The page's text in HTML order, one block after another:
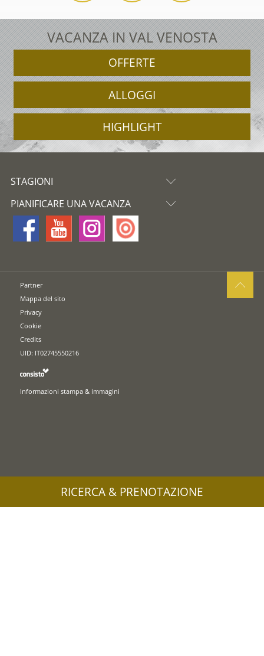
VACANZA IN VAL VENOSTA
OFFERTE
ALLOGGI
HIGHLIGHT
STAGIONI
PIANIFICARE UNA VACANZA
Partner
Mappa del sito
Privacy
Cookie
Credits
UID: IT02745550216
Informazioni stampa & immagini
RICERCA & PRENOTAZIONE